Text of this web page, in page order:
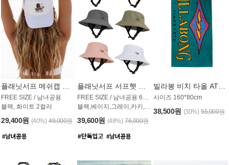
FREE SIZE / 남녀공용
블랙, 화이트 2컬러
29,400원 (40%) 49,000원
블랙,베이지,그레이,카키,핑크,화이트
39,600원 (48%) 76,000원
사이즈 160*80cm
38,500원 (30%) 55,000원